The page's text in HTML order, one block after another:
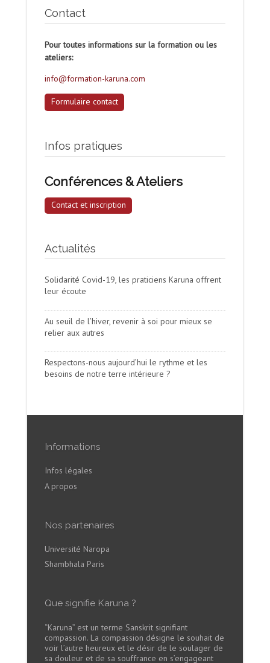
Contact
Pour toutes informations sur la formation ou les
ateliers:
info@formation-karuna.com
Formulaire contact
Infos pratiques
Conférences & Ateliers
Contact et inscription
Actualités
Solidarité Covid-19, les praticiens Karuna offrent
leur écoute
Au seuil de l’hiver, revenir à soi pour mieux se
relier aux autres
Respectons-nous aujourd’hui le rythme et les
besoins de notre terre intérieure ?
Informations
Infos légales
A propos
Nos partenaires
Université Naropa
Shambhala Paris
Que signifie Karuna ?
“Karuna” est un terme Sanskrit signifiant
compassion. La compassion désigne le souhait de
voir l’autre heureux et le désir de le soulager de
sa douleur et de sa souffrance en s’engageant